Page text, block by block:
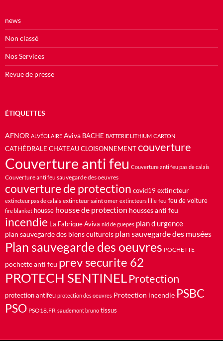
news
Non classé
Nos Services
Revue de presse
ÉTIQUETTES
AFNOR ALVÉOLAIRE Aviva BACHE BATTERIE LITHIUM CARTON
CATHÉDRALE CHATEAU CLOISONNEMENT couverture
Couverture anti feu Couverture anti feu pas de calais
Couverture anti feu sauvegarde des oeuvres
couverture de protection covid19 extincteur
extincteur pas de calais extincteur saint omer extincteurs lille feu feu de voiture
fire blanket housse housse de protection housses anti feu
incendie La Fabrique Aviva nid de guepes plan d urgence
plan sauvegarde des biens culturels plan sauvegarde des musées
Plan sauvegarde des oeuvres POCHETTE
pochette anti feu prev securite 62
PROTECH SENTINELProtection
protection antifeu protection des oeuvres Protection incendie PSBC
PSO PSO18.FR saudemont bruno tissus